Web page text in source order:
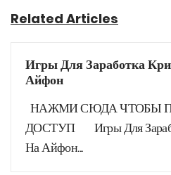
Related Articles
Игры Для Заработка
Айфон
НАЖМИ СЮДА ЧТОБЫ
ДОСТУП Игры Для
На Айфон...